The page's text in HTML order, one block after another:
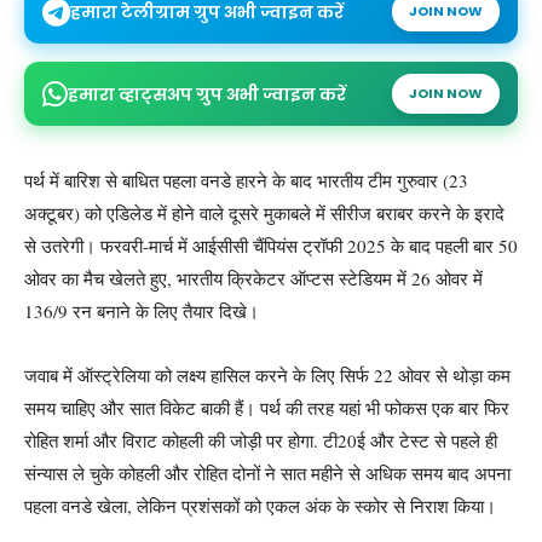
हमारा टेलीग्राम ग्रुप अभी ज्वाइन करें JOIN NOW
हमारा व्हाट्सअप ग्रुप अभी ज्वाइन करें JOIN NOW
पर्थ में बारिश से बाधित पहला वनडे हारने के बाद भारतीय टीम गुरुवार (23
अक्टूबर) को एडिलेड में होने वाले दूसरे मुकाबले में सीरीज बराबर करने के इरादे
से उतरेगी। फरवरी-मार्च में आईसीसी चैंपियंस ट्रॉफी 2025 के बाद पहली बार 50
ओवर का मैच खेलते हुए, भारतीय क्रिकेटर ऑप्टस स्टेडियम में 26 ओवर में
136/9 रन बनाने के लिए तैयार दिखे।
जवाब में ऑस्ट्रेलिया को लक्ष्य हासिल करने के लिए सिर्फ 22 ओवर से थोड़ा कम
समय चाहिए और सात विकेट बाकी हैं। पर्थ की तरह यहां भी फोकस एक बार फिर
रोहित शर्मा और विराट कोहली की जोड़ी पर होगा. टी20ई और टेस्ट से पहले ही
संन्यास ले चुके कोहली और रोहित दोनों ने सात महीने से अधिक समय बाद अपना
पहला वनडे खेला, लेकिन प्रशंसकों को एकल अंक के स्कोर से निराश किया।